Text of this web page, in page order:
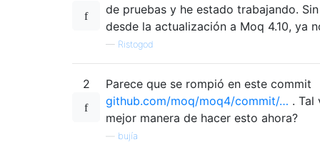
de pruebas y he estado trabajando.
desde la actualización a Moq 4.10, ya
— Ristogod
2
Parece que se rompió en este commit
github.com/moq/moq4/commit/… . Tal
mejor manera de hacer esto ahora?
bujía